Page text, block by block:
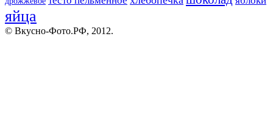
яйца
© Вкусно-Фото.РФ, 2012.